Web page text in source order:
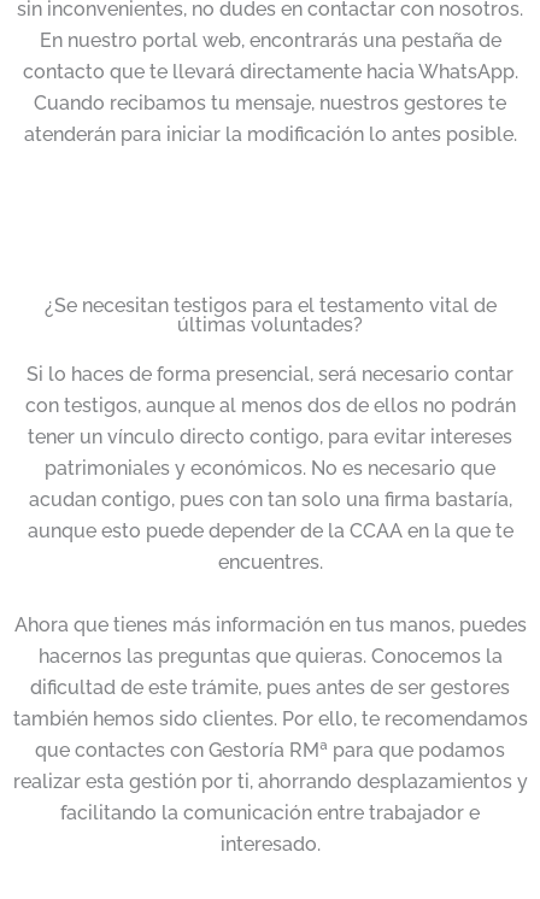
sin inconvenientes, no dudes en contactar con nosotros.
En nuestro portal web, encontrarás una pestaña de
contacto que te llevará directamente hacia WhatsApp.
Cuando recibamos tu mensaje, nuestros gestores te
atenderán para iniciar la modificación lo antes posible.
¿Se necesitan testigos para el testamento vital de
últimas voluntades?
Si lo haces de forma presencial, será necesario contar
con testigos, aunque al menos dos de ellos no podrán
tener un vínculo directo contigo, para evitar intereses
patrimoniales y económicos. No es necesario que
acudan contigo, pues con tan solo una firma bastaría,
aunque esto puede depender de la CCAA en la que te
encuentres.
Ahora que tienes más información en tus manos, puedes
hacernos las preguntas que quieras. Conocemos la
dificultad de este trámite, pues antes de ser gestores
también hemos sido clientes. Por ello, te recomendamos
que contactes con Gestoría RMª para que podamos
realizar esta gestión por ti, ahorrando desplazamientos y
facilitando la comunicación entre trabajador e
interesado.